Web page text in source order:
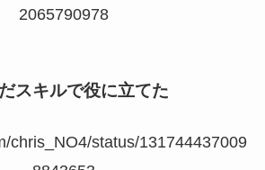
2065790978
スキルで役に立てた
chris_NO4/status/131744437009